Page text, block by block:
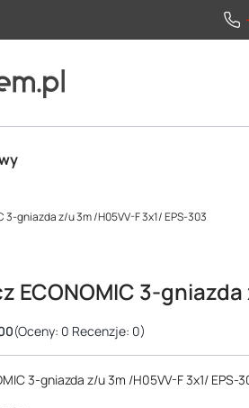
3-gniazda z/u 3m /H05VV-F 3x1/ EPS-303
ECONOMIC 3-
(Oceny: 0 Recenzje: 0)
3-gniazda z/u 3m /H05VV-F 3x1/ EPS-